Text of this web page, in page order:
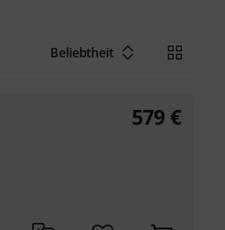
Beliebtheit
579 €